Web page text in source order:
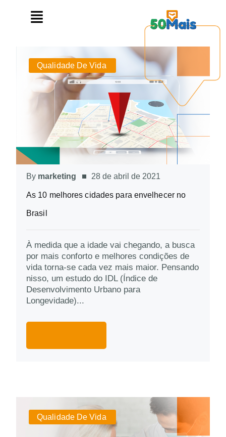
Qualidade De Vida
By marketing 28 de abril de 2021
As 10 melhores cidades para envelhecer no
Brasil
À medida que a idade vai chegando, a busca
por mais conforto e melhores condições de
vida torna-se cada vez mais maior. Pensando
nisso, um estudo do IDL (Índice de
Desenvolvimento Urbano para
Longevidade)...
Qualidade De Vida